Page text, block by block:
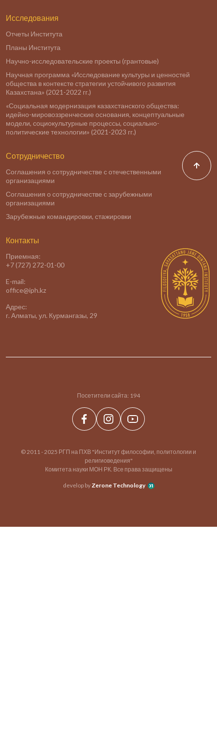
Исследования
Отчеты Института
Планы Института
Научно-исследовательские проекты (грантовые)
Научная программа «Исследование культуры и ценностей
общества в контексте стратегии устойчивого развития
Казахстана» (2021-2022 гг.)
«Социальная модернизация казахстанского общества:
идейно-мировоззренческие основания, концептуальные
модели, социокультурные процессы, социально-
политические технологии» (2021-2023 гг.)
Сотрудничество
Соглашения о сотрудничестве с отечественными
организациями
Соглашения о сотрудничестве с зарубежными
организациями
Зарубежные командировки, стажировки
Контакты
Приемная:
+7 (727) 272-01-00
E-mail:
office@iph.kz
Адрес:
г. Алматы, ул. Курмангазы, 29
Посетители сайта: 194
© 2011 - 2025 РГП на ПХВ "Институт философии, политологии и
религиоведения"
Комитета науки МОН РК. Все права защищены
develop byZerone Technology